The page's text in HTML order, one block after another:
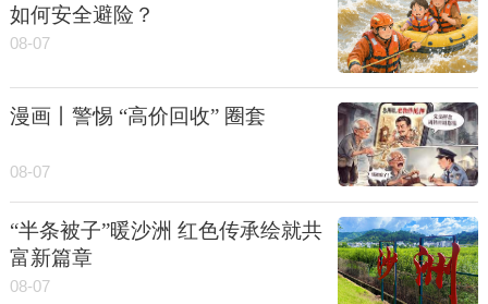
如何安全避险？
08-07
漫画丨警惕 “高价回收” 圈套
08-07
“半条被子”暖沙洲 红色传承绘就共
富新篇章
08-07